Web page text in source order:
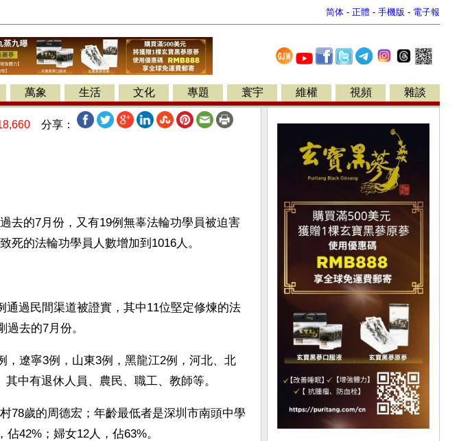
简体 - 正體 - 手機版 - 電子報
萬象 生活 文化 專題 寰宇 維權 視頻 雜談
分享：
去的7月份，又有19例無辜法輪功學員被迫害
死的法輪功學員人數增加到1016人。
過民間渠道被證實，其中11位堅定修煉的法
去的7月份。
，遼寧3例，山東3例，黑龍江2例，河北、北
中有退休人員、農民、職工、教師等。
78歲的周德宏；年齡最低者是深圳市南頭中學
42%；婦女12人，佔63%。